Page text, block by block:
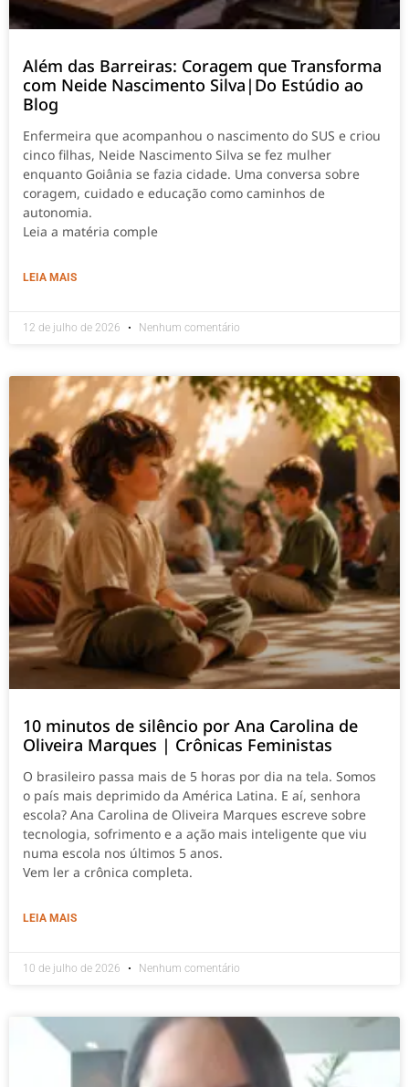
Além das Barreiras: Coragem que Transforma
com Neide Nascimento Silva|Do Estúdio ao
Blog
Enfermeira que acompanhou o nascimento do SUS e criou
cinco filhas, Neide Nascimento Silva se fez mulher
enquanto Goiânia se fazia cidade. Uma conversa sobre
coragem, cuidado e educação como caminhos de
autonomia.
Leia a matéria comple
LEIA MAIS
12 de julho de 2026 Nenhum comentário
10 minutos de silêncio por Ana Carolina de
Oliveira Marques | Crônicas Feministas
O brasileiro passa mais de 5 horas por dia na tela. Somos
o país mais deprimido da América Latina. E aí, senhora
escola? Ana Carolina de Oliveira Marques escreve sobre
tecnologia, sofrimento e a ação mais inteligente que viu
numa escola nos últimos 5 anos.
Vem ler a crônica completa.
LEIA MAIS
10 de julho de 2026 Nenhum comentário